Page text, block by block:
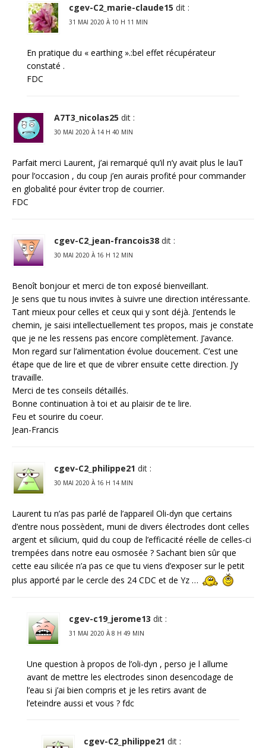
cgev-C2_marie-claude15 dit :
31 MAI 2020 À 10 H 11 MIN
En pratique du « earthing ».:bel effet récupérateur
constaté .
FDC
A7T3_nicolas25 dit :
30 MAI 2020 À 14 H 40 MIN
Parfait merci Laurent, j’ai remarqué qu’il n’y avait plus le lauT
pour l’occasion , du coup j’en aurais profité pour commander
en globalité pour éviter trop de courrier.
FDC
cgev-C2_jean-francois38 dit :
30 MAI 2020 À 16 H 12 MIN
Benoît bonjour et merci de ton exposé bienveillant.
Je sens que tu nous invites à suivre une direction intéressante.
Tant mieux pour celles et ceux qui y sont déjà. J’entends le
chemin, je saisi intellectuellement tes propos, mais je constate
que je ne les ressens pas encore complètement. J’avance.
Mon regard sur l’alimentation évolue doucement. C’est une
étape que de lire et que de vibrer ensuite cette direction. J’y
travaille.
Merci de tes conseils détaillés.
Bonne continuation à toi et au plaisir de te lire.
Feu et sourire du coeur.
Jean-Francis
cgev-C2_philippe21 dit :
30 MAI 2020 À 16 H 14 MIN
Laurent tu n’as pas parlé de l’appareil Oli-dyn que certains
d’entre nous possèdent, muni de divers électrodes dont celles
argent et silicium, quid du coup de l’efficacité réelle de celles-ci
trempées dans notre eau osmosée ? Sachant bien sûr que
cette eau silicée n’a pas ce que tu viens d’exposer sur le petit
plus apporté par le cercle des 24 CDC et de Yz …
cgev-c19_jerome13 dit :
31 MAI 2020 À 8 H 49 MIN
Une question à propos de l’oli-dyn , perso je l allume
avant de mettre les electrodes sinon desencodage de
l’eau si j’ai bien compris et je les retirs avant de
l’eteindre aussi et vous ? fdc
cgev-C2_philippe21 dit :